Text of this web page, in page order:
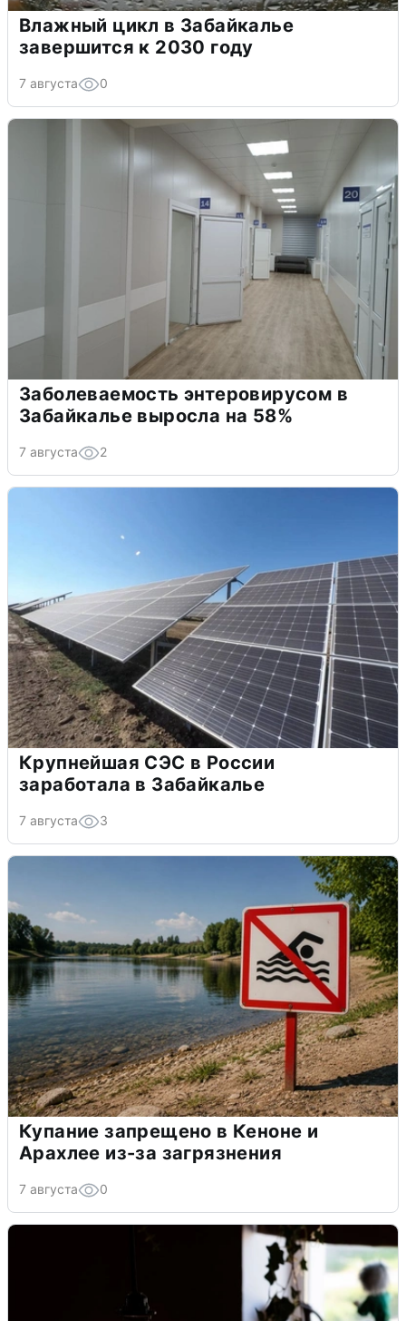
Влажный цикл в Забайкалье
завершится к 2030 году
7 августа 0
Заболеваемость энтеровирусом в
Забайкалье выросла на 58%
7 августа 2
Крупнейшая СЭС в России
заработала в Забайкалье
7 августа 3
Купание запрещено в Кеноне и
Арахлее из-за загрязнения
7 августа 0